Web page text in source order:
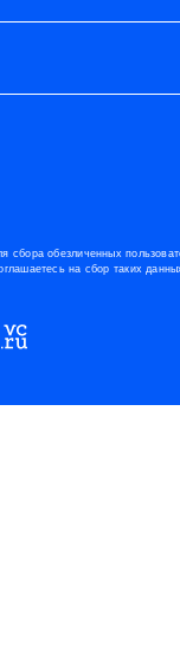
сбора обезличенных
на сбор таких